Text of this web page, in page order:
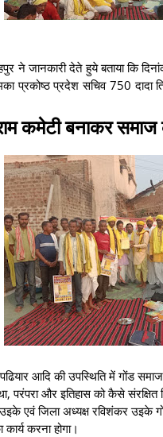
ने जानकारी देते हुये बताया कि
प्रकोष्ठ प्रदेश सचिव 750 दादा
कमेटी बनाकर समाज
आदि की उपस्थिति में गोंड
परंपरा और इतिहास को कैसे
एवं जिला अध्यक्ष रविशंकर उइके
करना होगा।